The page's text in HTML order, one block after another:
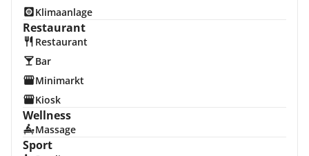
Klimaanlage
Restaurant
Restaurant
Bar
Minimarkt
Kiosk
Wellness
Massage
Sport